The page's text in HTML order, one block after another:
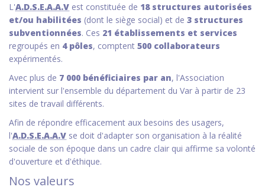
L'A.D.S.E.A.A.V est constituée de 18 structures autorisées
et/ou habilitées (dont le siège social) et de 3 structures
subventionnées. Ces 21 établissements et services
regroupés en 4 pôles, comptent 500 collaborateurs
expérimentés.
Avec plus de 7 000 bénéficiaires par an, l'Association
intervient sur l'ensemble du département du Var à partir de 23
sites de travail différents.
Afin de répondre efficacement aux besoins des usagers,
l'A.D.S.E.A.A.V se doit d'adapter son organisation à la réalité
sociale de son époque dans un cadre clair qui affirme sa volonté
d'ouverture et d'éthique.
Nos valeurs